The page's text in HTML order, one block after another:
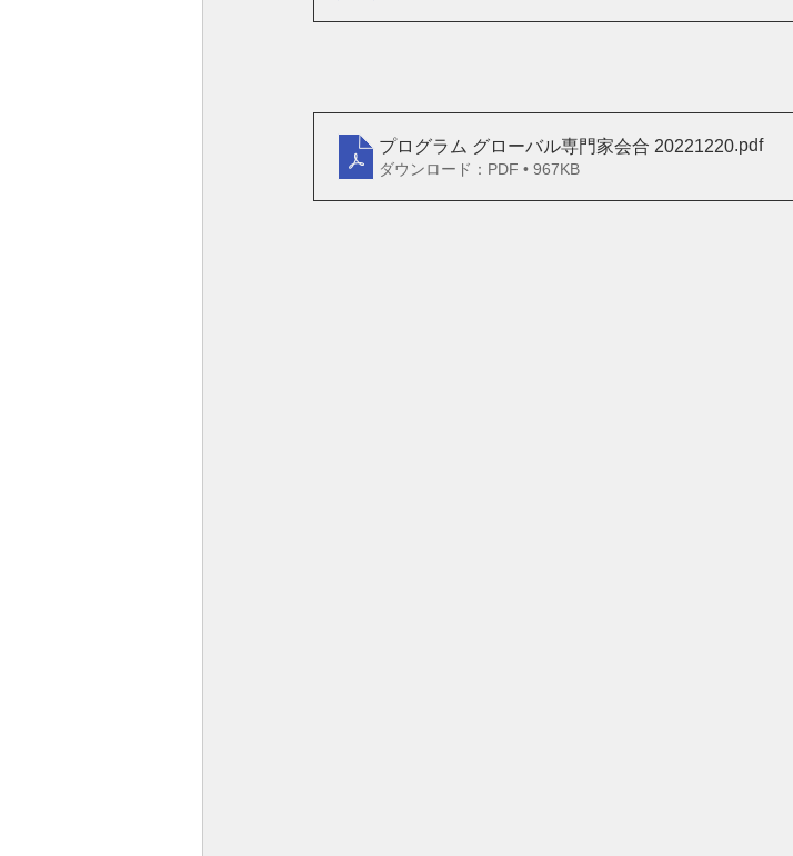
プログラム グローバル専門家会合 20221220.pdf
ダウンロード：PDF • 967KB